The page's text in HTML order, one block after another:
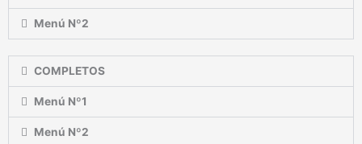
Menú Nº2
COMPLETOS
Menú Nº1
Menú Nº2